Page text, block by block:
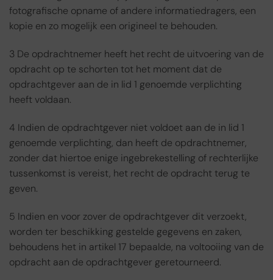
fotografische opname of andere informatiedragers, een
kopie en zo mogelijk een origineel te behouden.
3 De opdrachtnemer heeft het recht de uitvoering van de
opdracht op te schorten tot het moment dat de
opdrachtgever aan de in lid 1 genoemde verplichting
heeft voldaan.
4 Indien de opdrachtgever niet voldoet aan de in lid 1
genoemde verplichting, dan heeft de opdrachtnemer,
zonder dat hiertoe enige ingebrekestelling of rechterlijke
tussenkomst is vereist, het recht de opdracht terug te
geven.
5 Indien en voor zover de opdrachtgever dit verzoekt,
worden ter beschikking gestelde gegevens en zaken,
behoudens het in artikel 17 bepaalde, na voltooiing van de
opdracht aan de opdrachtgever geretourneerd.